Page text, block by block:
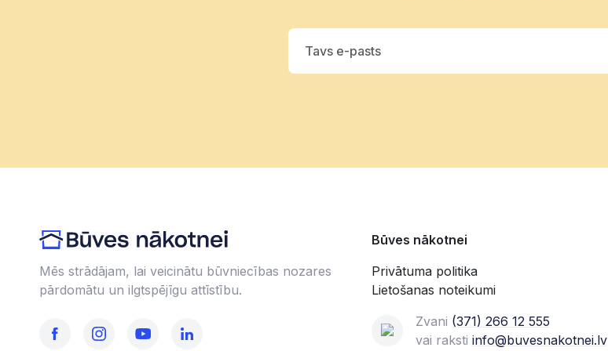
Mēs strādājam, lai veicinātu būvniecības nozares
pārdomātu un ilgtspējīgu attīstību.
Būves nākotnei
Privātuma politika
Lietošanas noteikumi
Zvani (371) 266 12 555‬
vai raksti info@buvesnakotnei.lv